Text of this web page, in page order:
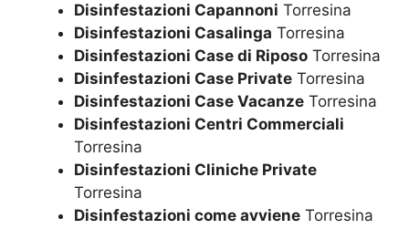
Disinfestazioni Capannoni Torresina
Disinfestazioni Casalinga Torresina
Disinfestazioni Case di Riposo Torresina
Disinfestazioni Case Private Torresina
Disinfestazioni Case Vacanze Torresina
Disinfestazioni Centri Commerciali
Torresina
Disinfestazioni Cliniche Private
Torresina
Disinfestazioni come avviene Torresina